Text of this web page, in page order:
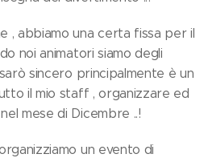
, abbiamo una certa fissa per il
noi animatori siamo degli
sincero principalmente è un
il mio staff , organizzare ed
mese di Dicembre ..!
un evento di